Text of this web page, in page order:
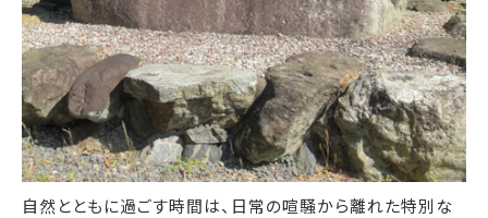
自然とともに過ごす時間は、日常の喧騒から離れた特別な